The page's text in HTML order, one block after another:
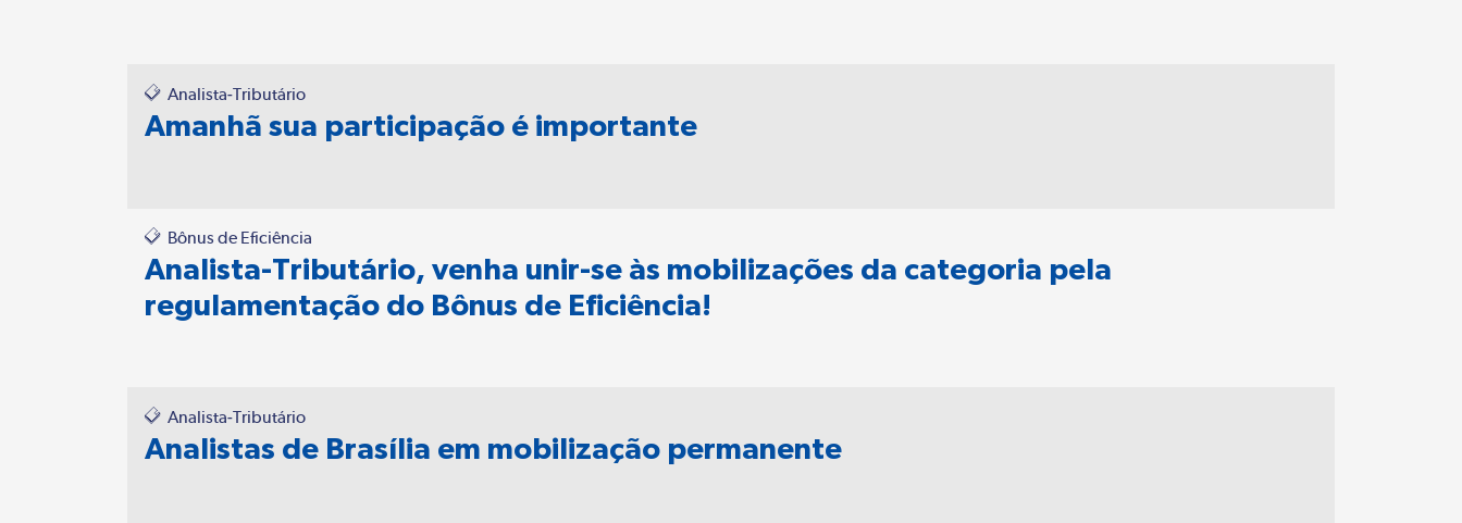
Analista-Tributário
Amanhã sua participação é importante
Bônus de Eficiência
Analista-Tributário, venha unir-se às mobilizações da categoria pela
regulamentação do Bônus de Eficiência!
Analista-Tributário
Analistas de Brasília em mobilização permanente